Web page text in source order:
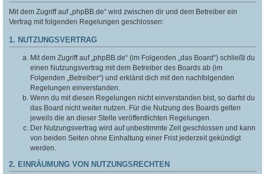
Mit dem Zugriff auf „phpBB.de“ wird zwischen dir und dem Betreiber ein
Vertrag mit folgenden Regelungen geschlossen:
1. NUTZUNGSVERTRAG
Mit dem Zugriff auf „phpBB.de“ (im Folgenden „das Board“) schließt du
einen Nutzungsvertrag mit dem Betreiber des Boards ab (im
Folgenden „Betreiber“) und erklärst dich mit den nachfolgenden
Regelungen einverstanden.
Wenn du mit diesen Regelungen nicht einverstanden bist, so darfst du
das Board nicht weiter nutzen. Für die Nutzung des Boards gelten
jeweils die an dieser Stelle veröffentlichten Regelungen.
Der Nutzungsvertrag wird auf unbestimmte Zeit geschlossen und kann
von beiden Seiten ohne Einhaltung einer Frist jederzeit gekündigt
werden.
2. EINRÄUMUNG VON NUTZUNGSRECHTEN